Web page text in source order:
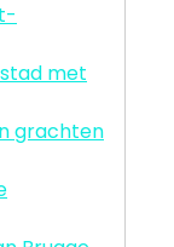
met
grachten